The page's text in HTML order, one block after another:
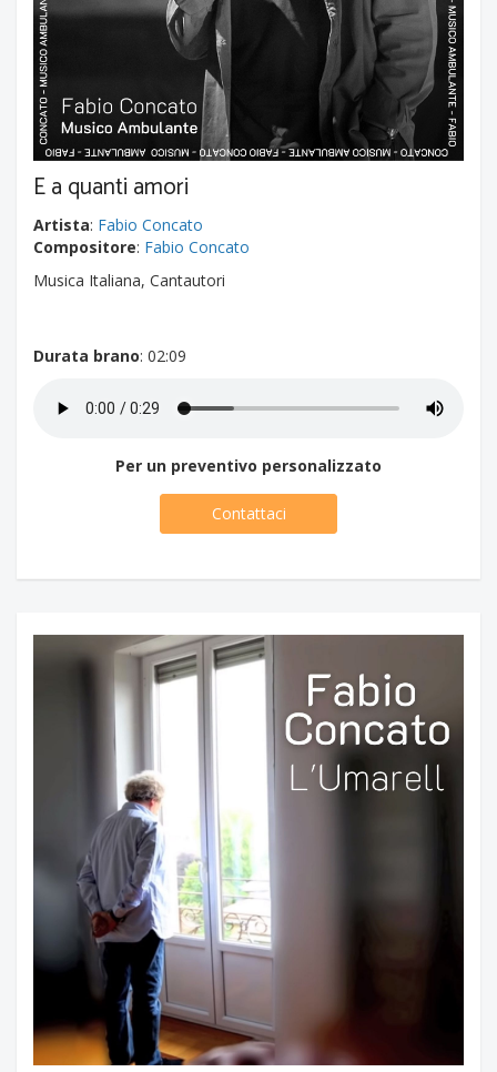
E a quanti amori
Artista: Fabio Concato
Compositore: Fabio Concato
Musica Italiana, Cantautori
Durata brano: 02:09
Per un preventivo personalizzato
Contattaci